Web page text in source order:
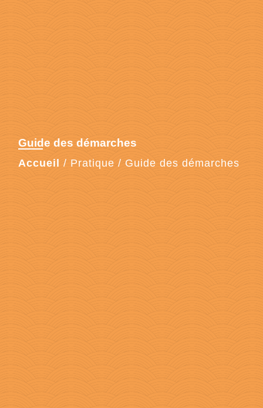
Guide des démarches
Accueil / Pratique / Guide des démarches